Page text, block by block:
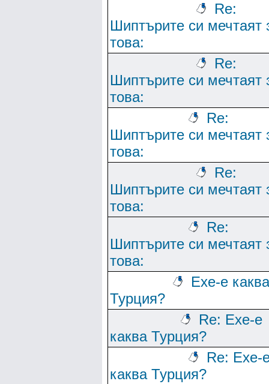
Re:
Шиптърите си мечтаят
това:
Re:
Шиптърите си мечтаят
това:
Re:
Шиптърите си мечтаят
това:
Re:
Шиптърите си мечтаят
това:
Re:
Шиптърите си мечтаят
това:
Ехе-е каква
Турция?
Re: Ехе-е
каква Турция?
Re: Ехе-
каква Турция?